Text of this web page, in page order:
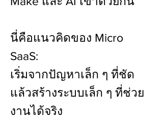
นี่คือแนวคิดของ Micro
SaaS:
เริ่มจากปัญหาเล็ก ๆ ที่ชัด
แล้วสร้างระบบเล็ก ๆ ที่ช่วย
งานได้จริง